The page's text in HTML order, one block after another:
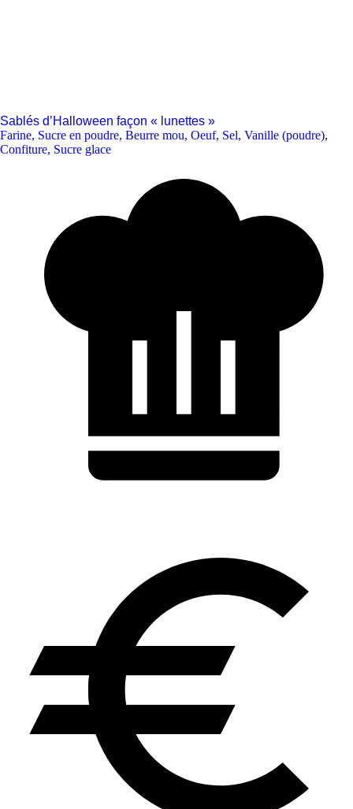
Sablés d’Halloween façon « lunettes »
Farine, Sucre en poudre, Beurre mou, Oeuf, Sel, Vanille (poudre),
Confiture, Sucre glace